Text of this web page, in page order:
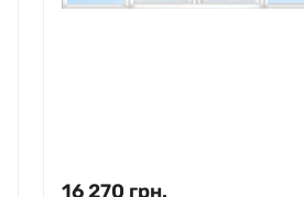
16 270 грн.